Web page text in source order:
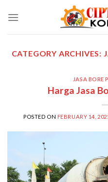
CATEGORY ARCHIVES:
JASA BORE
Harga Jasa
POSTED ON FEBRUARY 14,